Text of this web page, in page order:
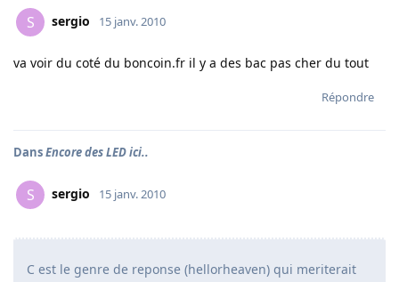
S sergio 15 janv. 2010
va voir du coté du boncoin.fr il y a des bac pas cher du tout
Répondre
DansEncore des LED ici..
S sergio 15 janv. 2010
C est le genre de reponse (hellorheaven) qui meriterait